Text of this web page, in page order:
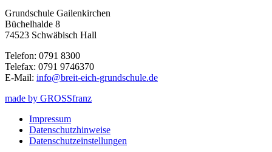
Grundschule Gailenkirchen
Büchelhalde 8
74523 Schwäbisch Hall
Telefon: 0791 8300
Telefax: 0791 9746370
E-Mail: info@breit-eich-grundschule.de
made by GROSSfranz
Impressum
Datenschutzhinweise
Datenschutzeinstellungen